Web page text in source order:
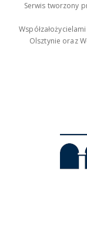
Serwis tworzony
Olsztynie oraz